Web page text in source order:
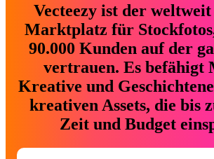
Vecteezy ist der
Marktplatz für
90.000 Kunden auf der
vertrauen. Es befähigt
Kreative und
kreativen Assets, die bis
Zeit und Budget